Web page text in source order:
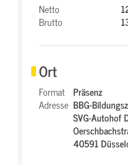
Netto
Brutto
Ort
Format Präsenz
Adresse BBG-
SVG-Autohof
40591